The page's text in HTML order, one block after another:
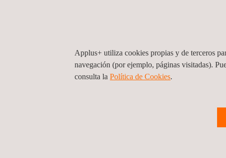
Applus+ utiliza cookies propias y de terceros
navegación (por ejemplo, páginas visitadas).
consulta laPolítica de Cookies. ​